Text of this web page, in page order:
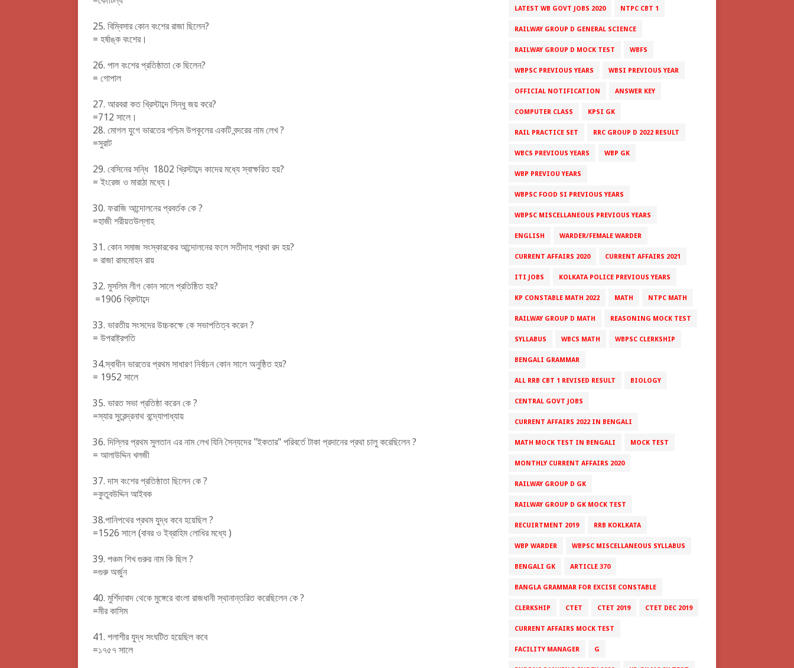
25. বিম্বিসার কোন বংশের রাজা ছিলেন?
= হর্ষাঙ্ক বংশের।
26. পাল বংশের প্রতিষ্ঠাতা কে ছিলেন?
= গোপাল
27. আরবরা কত খ্রিস্টাব্দে সিন্ধু জয় করে?
=712 সালে।
28. মোগল যুগে ভারতের পশ্চিম উপকূলের একটি বন্দরের নাম লেখ ?
=সুরাট
29. বেসিনের সন্ধি 1802 খ্রিস্টাব্দে কাদের মধ্যে স্বাক্ষরিত হয়?
= ইংরেজ ও মারাঠা মধ্যে।
30. ফরাজি আন্দোলনের প্রবর্তক কে ?
=হাজী শরীয়তউল্লাহ
31. কোন সমাজ সংস্কারকের আন্দোলনের ফলে সতীদাহ প্রথা রদ হয়?
= রাজা রামমোহন রায়
32. মুসলিম লীগ কোন সালে প্রতিষ্ঠিত হয়?
=1906 খ্রিস্টাব্দে
33. ভারতীয় সংসদের উচ্চকক্ষে কে সভাপতিত্ব করেন ?
= উপরাষ্ট্রপতি
34.স্বাধীন ভারতের প্রথম সাধারণ নির্বাচন কোন সালে অনুষ্ঠিত হয়?
= 1952 সালে
35. ভারত সভা প্রতিষ্ঠা করেন কে ?
=স্যার সুরেন্দ্রনাথ বন্দ্যোপাধ্যায়
36. দিল্লির প্রথম সুলতান এর নাম লেখ যিনি সৈন্যদের "ইকতার" পরিবর্তে টাকা প্রদানের প্রথা চালু করেছিলেন ?
= আলাউদ্দিন খলজী
37. দাস বংশের প্রতিষ্ঠাতা ছিলেন কে ?
=কুতুবউদ্দিন আইবক
38.পানিপথের প্রথম যুদ্ধ কবে হয়েছিল ?
=1526 সালে (বাবর ও ইব্রাহিম লোধির মধ্যে )
39. পঞ্চম শিখ গুরুর নাম কি ছিল ?
=গুরু অর্জুন
40. মুর্শিদাবাদ থেকে মুঙ্গেরে বাংলা রাজধানী স্থানান্তরিত করেছিলেন কে ?
=মীর কাসিম
41. পলাশীর যুদ্ধ সংঘটিত হয়েছিল কবে
=১৭৫৭ সালে
LATEST WB GOVT JOBS 2020 NTPC CBT 1
RAILWAY GROUP D GENERAL SCIENCE
RAILWAY GROUP D MOCK TEST WBFS
WBPSC PREVIOUS YEARS WBSI PREVIOUS YEAR
OFFICIAL NOTIFICATION ANSWER KEY
COMPUTER CLASS KPSI GK
RAIL PRACTICE SET RRC GROUP D 2022 RESULT
WBCS PREVIOUS YEARS WBP GK
WBP PREVIOU YEARS
WBPSC FOOD SI PREVIOUS YEARS
WBPSC MISCELLANEOUS PREVIOUS YEARS
ENGLISH WARDER/FEMALE WARDER
CURRENT AFFAIRS 2020 CURRENT AFFAIRS 2021
ITI JOBS KOLKATA POLICE PREVIOUS YEARS
KP CONSTABLE MATH 2022 MATH NTPC MATH
RAILWAY GROUP D MATH REASONING MOCK TEST
SYLLABUS WBCS MATH WBPSC CLERKSHIP
BENGALI GRAMMAR
ALL RRB CBT 1 REVISED RESULT BIOLOGY
CENTRAL GOVT JOBS
CURRENT AFFAIRS 2022 IN BENGALI
MATH MOCK TEST IN BENGALI MOCK TEST
MONTHLY CURRENT AFFAIRS 2020
RAILWAY GROUP D GK
RAILWAY GROUP D GK MOCK TEST
RECUIRTMENT 2019 RRB KOKLKATA
WBP WARDER WBPSC MISCELLANEOUS SYLLABUS
BENGALI GK ARTICLE 370
BANGLA GRAMMAR FOR EXCISE CONSTABLE
CLERKSHIP CTET CTET 2019 CTET DEC 2019
CURRENT AFFAIRS MOCK TEST
FACILITY MANAGER G